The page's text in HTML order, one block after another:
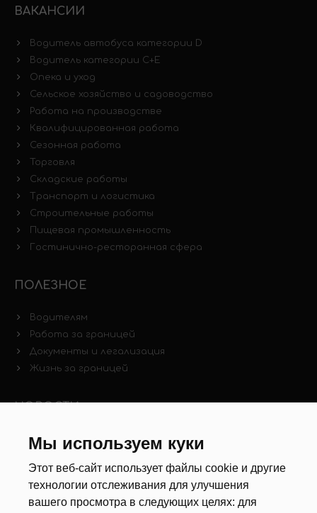
Мы используем куки
Этот веб-сайт использует файлы cookie и другие
технологии отслеживания для улучшения
вашего просмотра в следующих целях: для
ВАКАНСИИ
Водитель автобуса категории D
Водитель категории C+E
Опека и уход
Сельское хозяйство и садоводство
Работа на производстве
Квалифицированная работа
Сезонная работа
Торговля
Складские работы
Транспорт и логистика
Строительные работы
Пищевая промышленность
Гостинично-ресторанная сфера
ПОЛЕЗНОЕ
Водителям
Работа за границей
Документы и легализация
Жизнь за границей
НОВОСТИ
Новости рынка труда